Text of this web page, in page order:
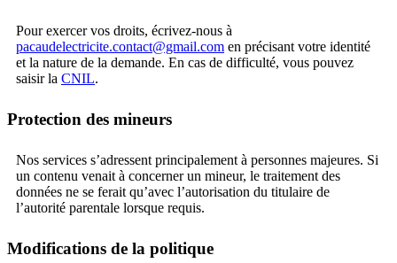
Pour exercer vos droits, écrivez‑nous à
pacaudelectricite.contact@gmail.com en précisant votre identité
et la nature de la demande. En cas de difficulté, vous pouvez
saisir la CNIL.
Protection des mineurs
Nos services s’adressent principalement à personnes majeures. Si
un contenu venait à concerner un mineur, le traitement des
données ne se ferait qu’avec l’autorisation du titulaire de
l’autorité parentale lorsque requis.
Modifications de la politique